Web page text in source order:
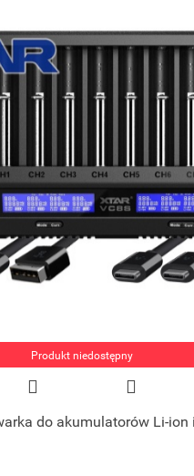
Produkt niedostępny
do akumulatorów Li-ion